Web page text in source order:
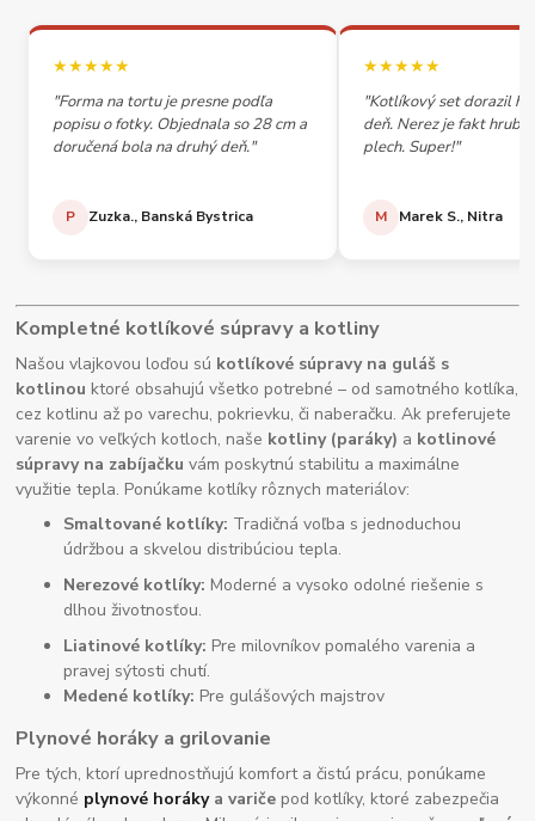
★★★★★
"Forma na tortu je presne podľa
popisu o fotky. Objednala so 28 cm a
doručená bola na druhý deň."
P Zuzka., Banská Bystrica
★★★★★
"Kotlíkový set dorazil
deň. Nerez je fakt
plech. Super!"
M Marek S., Nitra
Kompletné kotlíkové súpravy a kotliny
Našou vlajkovou loďou sú kotlíkové súpravy na guláš s
kotlinou ktoré obsahujú všetko potrebné – od samotného kotlíka,
cez kotlinu až po varechu, pokrievku, či naberačku. Ak preferujete
varenie vo veľkých kotloch, naše kotliny (paráky) a kotlinové
súpravy na zabíjačku vám poskytnú stabilitu a maximálne
využitie tepla. Ponúkame kotlíky rôznych materiálov:
Smaltované kotlíky: Tradičná voľba s jednoduchou
údržbou a skvelou distribúciou tepla.
Nerezové kotlíky: Moderné a vysoko odolné riešenie s
dlhou životnosťou.
Liatinové kotlíky: Pre milovníkov pomalého varenia a
pravej sýtosti chutí.
Medené kotlíky: Pre gulášových majstrov
Plynové horáky a grilovanie
Pre tých, ktorí uprednostňujú komfort a čistú prácu, ponúkame
výkonné plynové horákya variče pod kotlíky, ktoré zabezpečia